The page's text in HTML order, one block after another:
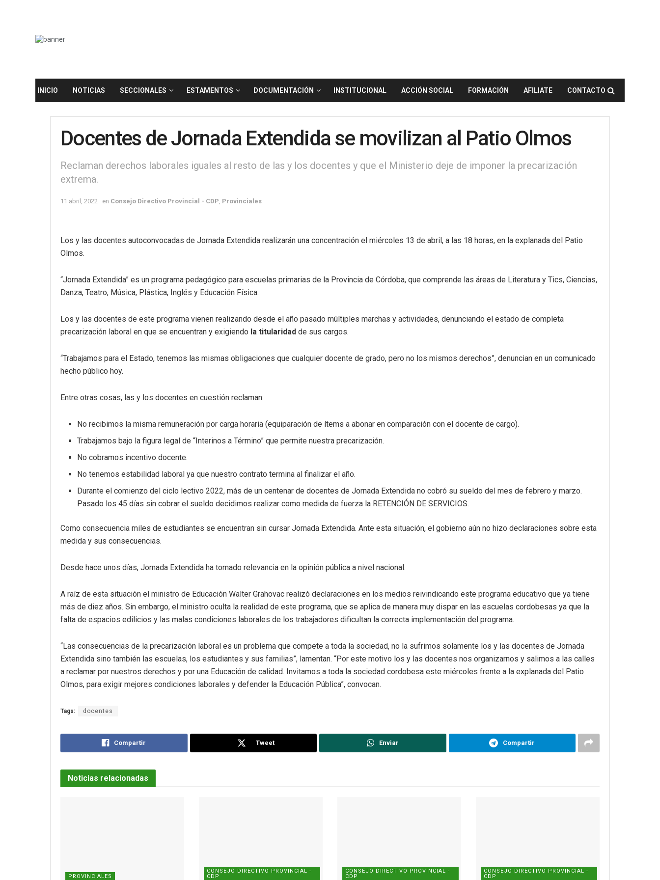
INICIO NOTICIAS SECCIONALES ESTAMENTOS DOCUMENTACIÓN INSTITUCIONAL ACCIÓN SOCIAL FORMACIÓN AFILIATE CONTACTO
Docentes de Jornada Extendida se movilizan al Patio Olmos
Reclaman derechos laborales iguales al resto de las y los docentes y que el Ministerio deje de imponer la precarización
extrema.
11 abril, 2022 en Consejo Directivo Provincial - CDP Provinciales
Los y las docentes autoconvocadas de Jornada Extendida realizarán una concentración el miércoles 13 de abril, a las 18 horas, en la explanada del Patio
Olmos.
“Jornada Extendida” es un programa pedagógico para escuelas primarias de la Provincia de Córdoba, que comprende las áreas de Literatura y Tics, Ciencias,
Danza, Teatro, Música, Plástica, Inglés y Educación Física.
Los y las docentes de este programa vienen realizando desde el año pasado múltiples marchas y actividades, denunciando el estado de completa
precarización laboral en que se encuentran y exigiendo la titularidad de sus cargos.
“Trabajamos para el Estado, tenemos las mismas obligaciones que cualquier docente de grado, pero no los mismos derechos”, denuncian en un comunicado
hecho público hoy.
Entre otras cosas, las y los docentes en cuestión reclaman:
No recibimos la misma remuneración por carga horaria (equiparación de ítems a abonar en comparación con el docente de cargo).
Trabajamos bajo la figura legal de “Interinos a Término” que permite nuestra precarización.
No cobramos incentivo docente.
No tenemos estabilidad laboral ya que nuestro contrato termina al finalizar el año.
Durante el comienzo del ciclo lectivo 2022, más de un centenar de docentes de Jornada Extendida no cobró su sueldo del mes de febrero y marzo.
Pasado los 45 días sin cobrar el sueldo decidimos realizar como medida de fuerza la RETENCIÓN DE SERVICIOS.
Como consecuencia miles de estudiantes se encuentran sin cursar Jornada Extendida. Ante esta situación, el gobierno aún no hizo declaraciones sobre esta
medida y sus consecuencias.
Desde hace unos días, Jornada Extendida ha tomado relevancia en la opinión pública a nivel nacional.
A raíz de esta situación el ministro de Educación Walter Grahovac realizó declaraciones en los medios reivindicando este programa educativo que ya tiene
más de diez años. Sin embargo, el ministro oculta la realidad de este programa, que se aplica de manera muy dispar en las escuelas cordobesas ya que la
falta de espacios edilicios y las malas condiciones laborales de los trabajadores dificultan la correcta implementación del programa.
“Las consecuencias de la precarización laboral es un problema que compete a toda la sociedad, no la sufrimos solamente los y las docentes de Jornada
Extendida sino también las escuelas, los estudiantes y sus familias”, lamentan. “Por este motivo los y las docentes nos organizarnos y salimos a las calles
a reclamar por nuestros derechos y por una Educación de calidad. Invitamos a toda la sociedad cordobesa este miércoles frente a la explanada del Patio
Olmos, para exigir mejores condiciones laborales y defender la Educación Pública”, convocan.
Tags: docentes
Compartir Tweet Enviar Compartir
Noticias relacionadas
PROVINCIALES
CONSEJO DIRECTIVO PROVINCIAL -
CDP
CONSEJO DIRECTIVO PROVINCIAL -
CDP
CONSEJO DIRECTIVO PROVINCIAL -
CDP